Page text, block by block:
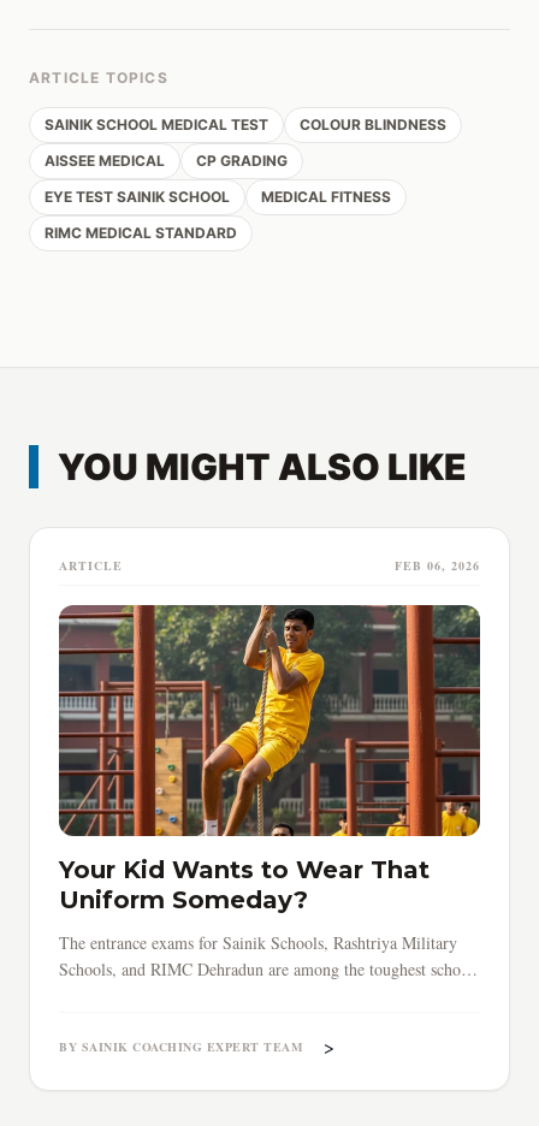
ARTICLE TOPICS
SAINIK SCHOOL MEDICAL TEST
COLOUR BLINDNESS
AISSEE MEDICAL
CP GRADING
EYE TEST SAINIK SCHOOL
MEDICAL FITNESS
RIMC MEDICAL STANDARD
YOU MIGHT ALSO LIKE
ARTICLE FEB 06, 2026
Your Kid Wants to Wear That
Uniform Someday?
The entrance exams for Sainik Schools, Rashtriya Military
Schools, and RIMC Dehradun are among the toughest school-
BY SAINIK COACHING EXPERT TEAM >